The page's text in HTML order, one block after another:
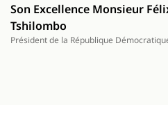
Son Excellence Monsieur
Tshilombo
Président de la République